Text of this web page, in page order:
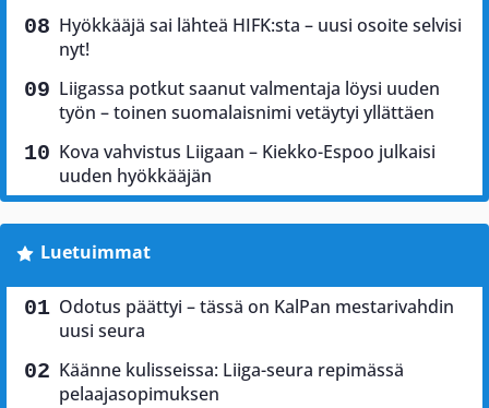
Hyökkääjä sai lähteä HIFK:sta – uusi osoite selvisi
nyt!
Liigassa potkut saanut valmentaja löysi uuden
työn – toinen suomalaisnimi vetäytyi yllättäen
Kova vahvistus Liigaan – Kiekko-Espoo julkaisi
uuden hyökkääjän
Luetuimmat
Odotus päättyi – tässä on KalPan mestarivahdin
uusi seura
Käänne kulisseissa: Liiga-seura repimässä
pelaajasopimuksen